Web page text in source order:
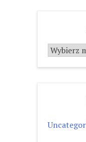
Archiwum